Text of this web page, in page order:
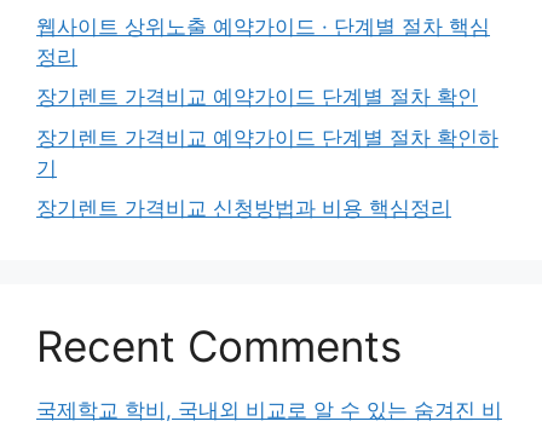
웹사이트 상위노출 예약가이드 · 단계별 절차 핵심
정리
장기렌트 가격비교 예약가이드 단계별 절차 확인
장기렌트 가격비교 예약가이드 단계별 절차 확인하
기
장기렌트 가격비교 신청방법과 비용 핵심정리
Recent Comments
국제학교 학비, 국내외 비교로 알 수 있는 숨겨진 비